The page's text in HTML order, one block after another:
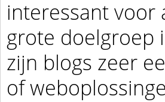
interessant voor
grote doelgroep
zijn blogs zeer
of